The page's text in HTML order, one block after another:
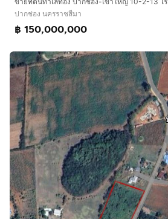
ปากช่อง นครราชสีมา
฿ 150,000,000